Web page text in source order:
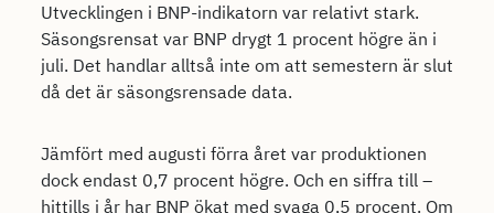
Utvecklingen i BNP-indikatorn var relativt stark.
Säsongsrensat var BNP drygt 1 procent högre än i
juli. Det handlar alltså inte om att semestern är slut
då det är säsongsrensade data.
Jämfört med augusti förra året var produktionen
dock endast 0,7 procent högre. Och en siffra till –
hittills i år har BNP ökat med svaga 0,5 procent. Om